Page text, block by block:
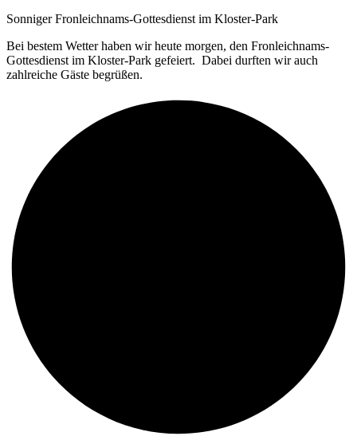
Sonniger Fronleichnams-Gottesdienst im Kloster-Park
Bei bestem Wetter haben wir heute morgen, den Fronleichnams-
Gottesdienst im Kloster-Park gefeiert. Dabei durften wir auch
zahlreiche Gäste begrüßen.